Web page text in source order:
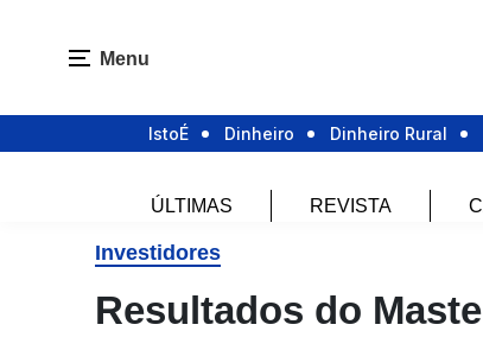
Menu
IstoÉ Dinheiro Dinheiro Rural
ÚLTIMAS REVISTA
Investidores
Resultados do